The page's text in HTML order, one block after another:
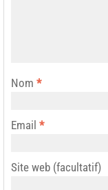
Nom *
Email *
Site web (facultatif)